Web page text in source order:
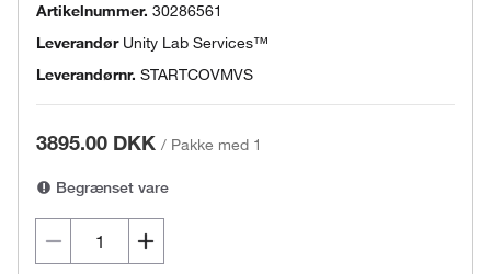
Artikelnummer. 30286561
Leverandør Unity Lab Services™
Leverandørnr. STARTCOVMVS
3895.00 DKK / Pakke med 1
Begrænset vare